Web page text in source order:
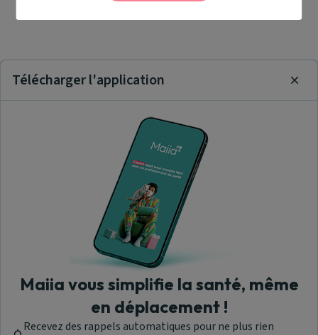
Télécharger l'application
Maiia vous simplifie la santé, même
en déplacement !
Recevez des rappels automatiques pour ne plus rien